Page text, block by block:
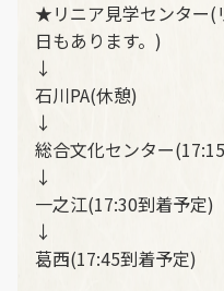
★リニア見学センター(
日もあります。)
↓
石川PA(休憩)
↓
総合文化センター
↓
一之江(17:30到着予定)
↓
葛西(17:45到着予定)